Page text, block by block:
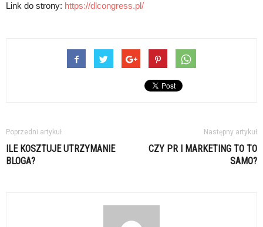
Link do strony: https://dlcongress.pl/
Poprzedni artykuł
ILE KOSZTUJE UTRZYMANIE
BLOGA?
Następny artykuł
CZY PR I MARKETING TO TO
SAMO?